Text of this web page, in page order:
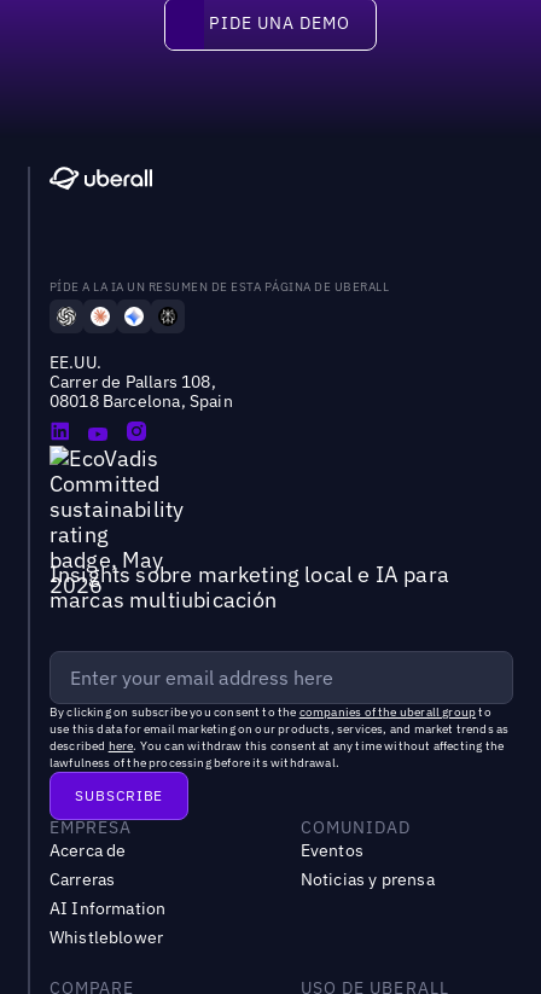
Pide una demo
PIDE UNA DEMO
PÍDE A LA IA UN RESUMEN DE ESTA PÁGINA DE UBERALL
EE.UU.
Carrer de Pallars 108,
08018 Barcelona, Spain
Insights sobre marketing local e IA para
marcas multiubicación
By clicking on subscribe you consent to the companies of the uberall groupto
use this data for email marketing on our products, services, and market trends as
described here. You can withdraw this consent at any time without affecting the
lawfulness of the processing before its withdrawal.
EMPRESA
Acerca de
Carreras
AI Information
Whistleblower
COMUNIDAD
Eventos
Noticias y prensa
COMPARE USO DE UBERALL